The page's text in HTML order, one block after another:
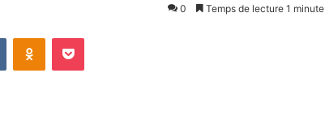
0 Temps de lecture 1 minute
VKontakteOdnoklassniki
Pocket